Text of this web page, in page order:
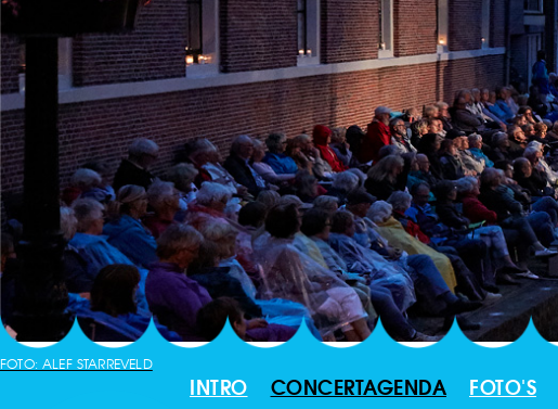
FOTO: ALEF STARREVELD
INTRO CONCERTAGENDA FOTO'S